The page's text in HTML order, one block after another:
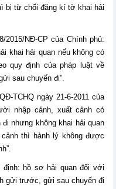
bị từ chối đăng kí tờ khai hải
2015/NĐ-CP của Chính phủ:
khai hải quan nếu không có
quy định của pháp luật về
sau chuyến đi”.
TCHQ ngày 21-6-2011 của
nhập cảnh, xuất cảnh có
nhưng không khai hải quan
thì hành lý không được
định: hồ sơ hải quan đối với
gửi trước, gửi sau chuyến đi